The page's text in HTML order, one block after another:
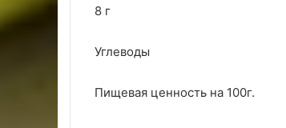
8 г
Углеводы
Пищевая ценность на 100г.